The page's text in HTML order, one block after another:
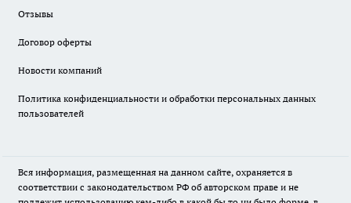
Отзывы
Договор оферты
Новости компаний
Политика конфиденциальности и обработки персональных данных
пользователей
Вся информация, размещенная на данном сайте, охраняется в
соответствии с законодательством РФ об авторском праве и не